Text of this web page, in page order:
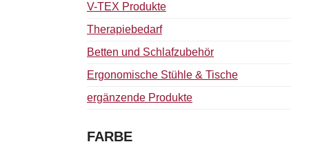
V-TEX Produkte
Therapiebedarf
Betten und Schlafzubehör
Ergonomische Stühle & Tische
ergänzende Produkte
FARBE